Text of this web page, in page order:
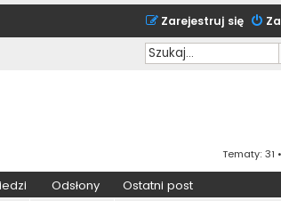
Zarejestruj się
Tematy: 31
Odsłony Ostatni post